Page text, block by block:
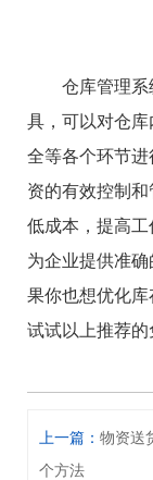
仓库管理系
具，可以对仓
全等各个环节
资的有效控制
低成本，提高
为企业提供准
果你也想优化
试试以上推荐的
上一篇： 物资送
个方法